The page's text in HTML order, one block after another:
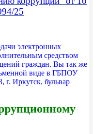
25
электронных
средством
граждан. Вы так же
виде в ГБПОУ
Иркутск, бульвар